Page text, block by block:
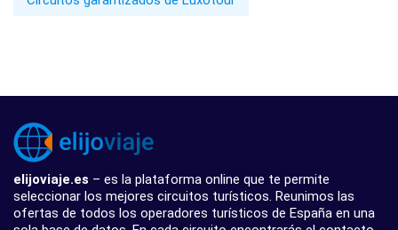
elijoviaje.es – es la plataforma online que te permite
seleccionar los mejores circuitos turísticos. Reunimos las
ofertas de todos los operadores turísticos de España en una